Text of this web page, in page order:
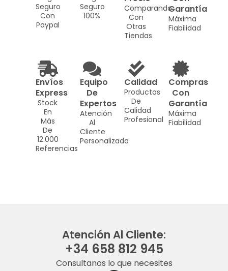
Seguro
Con
Paypal
Seguro
100%
Comparando
Con
Otras
Tiendas
Garantía
Máxima
Fiabilidad
Envíos
Express
Stock
En
Más
De
12.000
Referencias
Equipo
De
Expertos
Atención
Al
Cliente
Personalizada
Calidad
Productos
De
Calidad
Profesional
Compras
Con
Garantía
Máxima
Fiabilidad
Atención Al Cliente:
+34 658 812 945
Consultanos lo que necesites